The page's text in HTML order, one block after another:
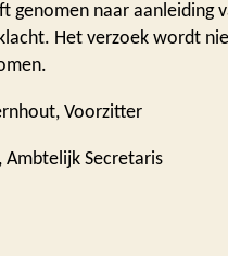
genomen naar aanleiding
Het verzoek wordt
Voorzitter
Ambtelijk Secretaris